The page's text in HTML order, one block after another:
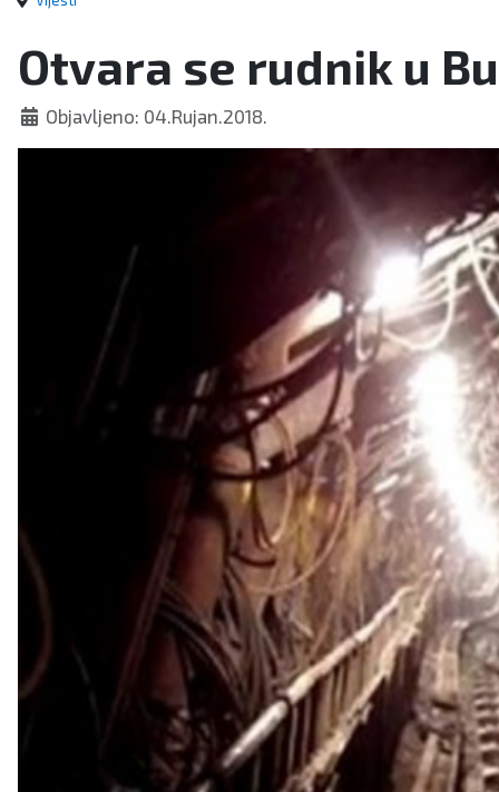
Otvara se rudnik u
Objavljeno: 04.Rujan.2018.